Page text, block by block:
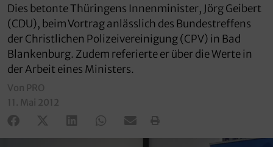
Dies betonte Thüringens Innenminister, Jörg Geibert
(CDU), beim Vortrag anlässlich des Bundestreffens
der Christlichen Polizeivereinigung (CPV) in Bad
Blankenburg. Zudem referierte er über die Werte in
der Arbeit eines Ministers.
Von PRO
11. Mai 2012